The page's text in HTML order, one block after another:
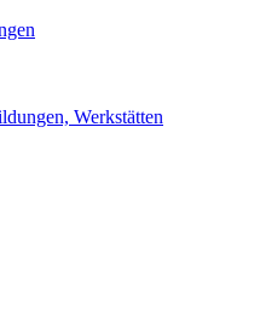
Werkstätten